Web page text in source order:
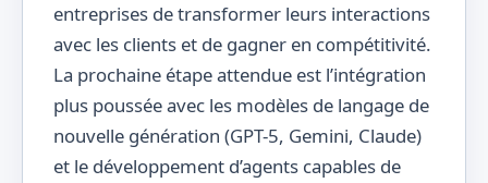
entreprises de transformer leurs interactions
avec les clients et de gagner en compétitivité.
La prochaine étape attendue est l’intégration
plus poussée avec les modèles de langage de
nouvelle génération (GPT-5, Gemini, Claude)
et le développement d’agents capables de